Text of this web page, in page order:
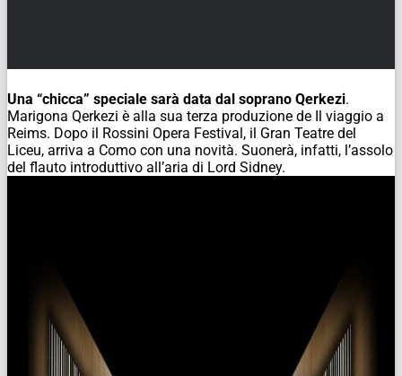
Una “chicca” speciale sarà data dal soprano Qerkezi.
Marigona Qerkezi è alla sua terza produzione de Il viaggio a
Reims. Dopo il Rossini Opera Festival, il Gran Teatre del
Liceu, arriva a Como con una novità. Suonerà, infatti, l’assolo
del flauto introduttivo all’aria di Lord Sidney.